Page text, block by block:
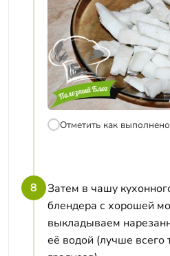
Отметить как выполнено
8
Затем в чашу
блендера с хорошей
выкладываем
её водой (лучше